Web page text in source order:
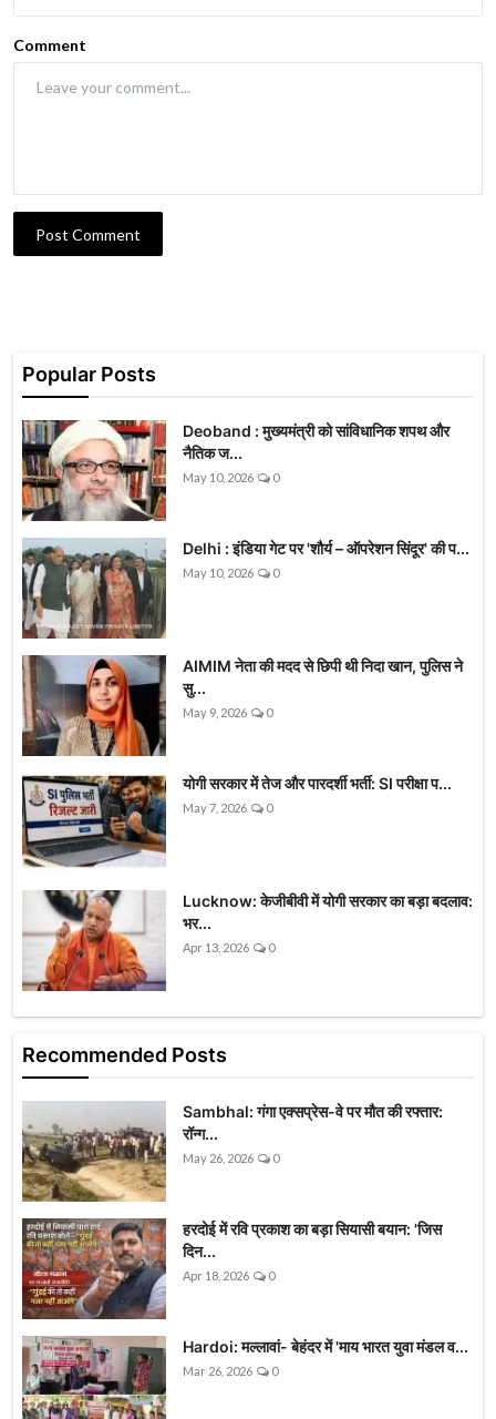
Comment
Post Comment
Popular Posts
Deoband : मुख्यमंत्री को सांविधानिक शपथ और
नैतिक ज...
May 10, 2026 0
Delhi : इंडिया गेट पर 'शौर्य – ऑपरेशन सिंदूर' की प...
May 10, 2026 0
AIMIM नेता की मदद से छिपी थी निदा खान, पुलिस ने
सु...
May 9, 2026 0
योगी सरकार में तेज और पारदर्शी भर्ती: SI परीक्षा प...
May 7, 2026 0
Lucknow: केजीबीवी में योगी सरकार का बड़ा बदलाव:
भर...
Apr 13, 2026 0
Recommended Posts
Sambhal: गंगा एक्सप्रेस-वे पर मौत की रफ्तार:
रॉन्ग...
May 26, 2026 0
हरदोई में रवि प्रकाश का बड़ा सियासी बयान: 'जिस
दिन...
Apr 18, 2026 0
Hardoi: मल्लावां- बेहंदर में 'माय भारत युवा मंडल व...
Mar 26, 2026 0